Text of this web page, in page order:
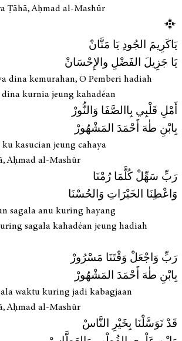
Ṭāhā, Aḥmad al-Mashūr
يَاكَرِيمَ الجُودِ يَا مَنَّانْ
يَا جَزِيلَ الفَضْلِ والإِحْسَانْ
dina kemurahan, O Pemberi hadiah
kurnia jeung kahadéan
أَمْلِ قَلْبِي بِاالصَّفَا وَالنُّورْ
بِابْنِ طٰهَ أَحْمَدَ المَشْهُورْ
kasucian jeung cahaya
Aḥmad al-Mashūr
رَبِّ سَهِّلْ كُلَّمَا رُمْنَا
وَاعْطِنَا الخَيْرَاتِ وَالحُسْنَا
sagala anu kuring hayang
sagala kahadéan jeung hadiah
رَبِّ وَاجْعَلْ وَقْتَنَا مَسْرُورْ
بِابْنِ طٰهَ أَحْمَدَ المَشْهُورْ
waktu kuring jadi kabagjaan
Aḥmad al-Mashūr
قَدْ تَوَسَّلْنَا بِخَيْرِ النَّاسْ